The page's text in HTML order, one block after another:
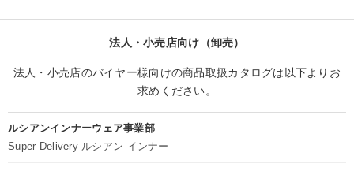
法人・小売店向け（卸売）
法人・小売店のバイヤー様向けの商品取扱カタログは以下よりお
求めください。
ルシアンインナーウェア事業部
Super Delivery ルシアン インナー